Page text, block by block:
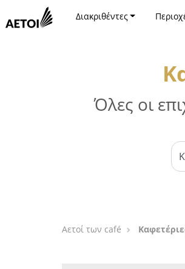
Διακριθέντες
Όλες οι
Αετοί των café